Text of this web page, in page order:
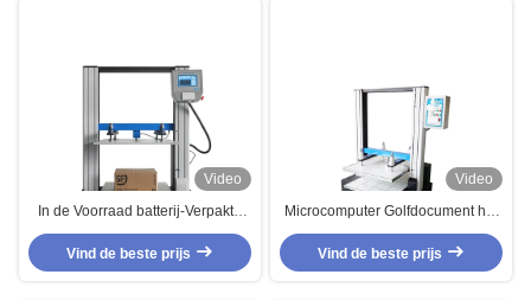
Video
In de Voorraad batterij-Verpakte
Machine van de Compressietest
Vind de beste prijs
Video
Microcomputer Golfdocument het
Testen Materiaalvakje de
Testinstrument van de
Compressiesterkte
Vind de beste prijs